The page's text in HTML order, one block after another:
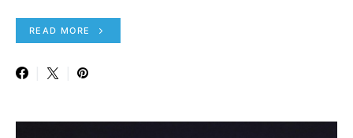
READ MORE